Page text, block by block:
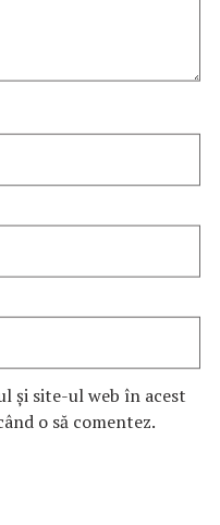
și site-ul web în acest
o să comentez.